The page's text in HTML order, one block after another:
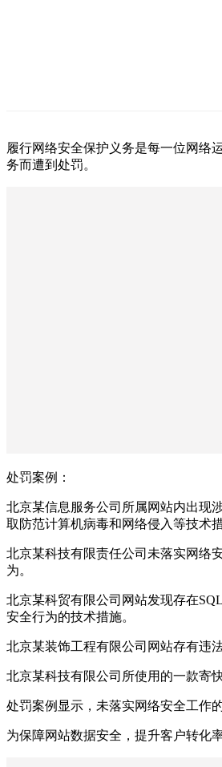
履行网络安全保护义务是每一位网络
务而遭到处罚。
处罚案例：
北京某信息服务公司所属网站内出现
取防范计算机病毒和网络侵入等技术措
北京某科技有限责任公司未落实网络
为。
北京某科贸有限公司网站发现存在
安全行为的技术措施。
北京某装饰工程有限公司网站存有违
北京某科技有限公司所使用的一款寄
处罚案例显示，未落实网络安全工作
为保障网站数据安全，提升客户转化